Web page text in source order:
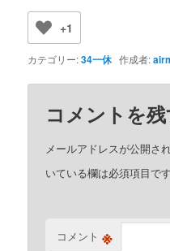
+1
カテゴリー:34一休 作成者:
コメントを
メールアドレスが公開さ
いている欄は必須項目です
コメント ※